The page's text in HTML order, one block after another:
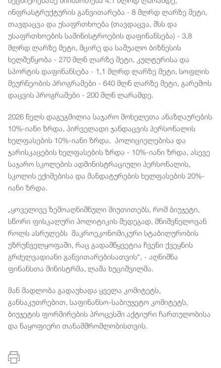
ინფრასტრუქტურის განვითარება - 8 მლრდ ლარზე მეტი,
თავდაცვა და უსაფრთხოება (თავდაცვა, შსს და
უსაფრთხოების სამინისტროების დაფინანსება) - 3,8
მლრდ ლარზე მეტი, მცირე და საშუალო ბიზნესის
ხელშეწყობა - 270 მლნ ლარზე მეტი, კულტურისა და
სპორტის დაფინანსება - 1,1 მლრდ ლარზე მეტი, სოფლის
მეურნეობის პროგრამები - 640 მლნ ლარზე მეტი, გარემოს
დაცვის პროგრამები - 200 მლნ ლარამდე.
2026 წელს დაგეგმილია საჯარო მოხელეთა ანაზღაურების
10%-იანი ზრდა, პირველადი ჯანდაცვის პერსონალის
ხელფასების 10%-იანი ზრდა, პოლიციელებისა და
ჯარისკაცების ხელფასების ზრდა - 10%-იანი ზრდა, ასევე
საჯარო სკოლების ადმინისტრაციული პერსონალის,
სკოლის ექიმებისა და მანდატურების ხელფასების 20%-
იანი ზრდა.
„ყოველივე ზემოაღნიშნული მიუთითებს, რომ ბიუჯეტი,
სწორი ფისკალური პოლიტიკის შედეგად, მნიშვნელოვან
როლს ასრულებს მაკროეკონომიკური სტაბილურობის
უზრუნველყოფაში, რაც გადამწყვეტია ჩვენი ქვეყნის
გრძელვადიანი განვითარებისათვის“, - აღნიშნა
ფინანსთა მინისტრმა, ლაშა ხუციშვილმა.
მან მადლობა გადაუხადა ყველა კომიტეტს,
განსაკუთრებით, საფინანსო-საბიუჯეტო კომიტეტს,
ბიუჯეტის ფორმირების პროცესში აქტიური ჩართულობისა
და ნაყოფიერი თანამშრომლობისთვის.